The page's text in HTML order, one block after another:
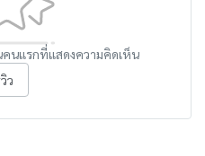
นแรกที่แสดงความคิดเห็น
ว